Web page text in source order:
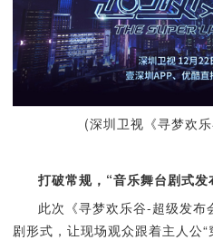
(深圳卫视《寻梦欢
打破常规，“音乐舞台剧式发
此次《寻梦欢乐谷-超级发布
剧形式，让现场观众跟着主人公